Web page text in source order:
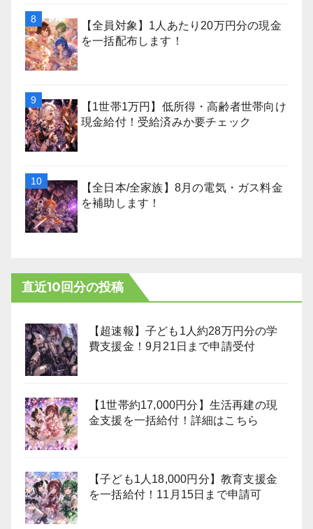
【全員対象】1人あたり20万円分の現金
を一括配布します！
【1世帯1万円】低所得・高齢者世帯向け
現金給付！受給済みか要チェック
【全日本/全家族】8月の電気・ガス料金
を補助します！
直近10回分の投稿
【超速報】子ども1人約28万円分の学
費支援金！9月21日まで申請受付
【1世帯約17,000円分】生活再建の現
金支援を一括給付！詳細はこちら
【子ども1人18,000円分】教育支援金
を一括給付！11月15日まで申請可